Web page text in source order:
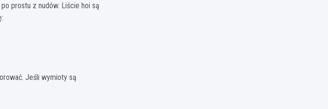
prostu z nudów. Liście hoi są
Jeśli wymioty są